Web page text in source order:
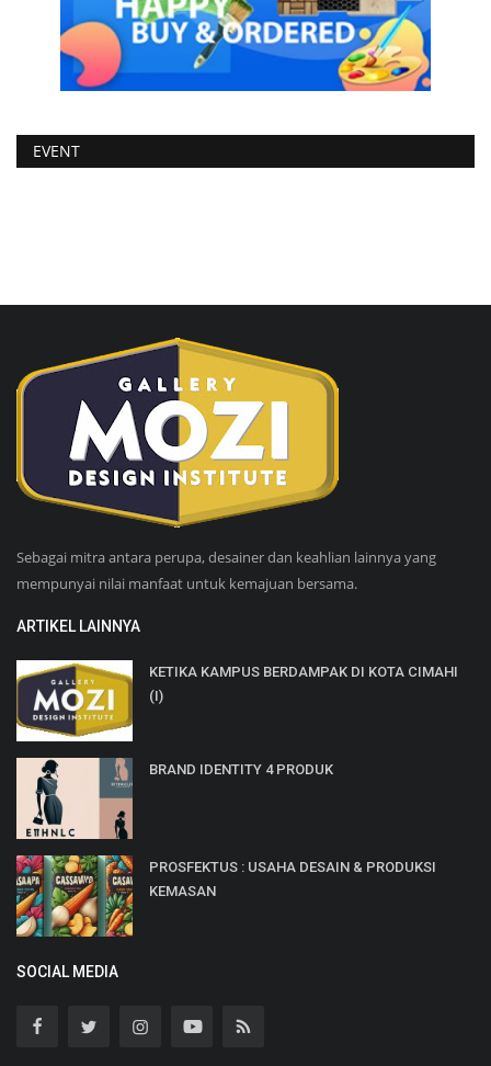
EVENT
Sebagai mitra antara perupa, desainer dan keahlian lainnya yang
mempunyai nilai manfaat untuk kemajuan bersama.
ARTIKEL LAINNYA
KETIKA KAMPUS BERDAMPAK DI KOTA CIMAHI
(I)
BRAND IDENTITY 4 PRODUK
PROSFEKTUS : USAHA DESAIN & PRODUKSI
KEMASAN
SOCIAL MEDIA